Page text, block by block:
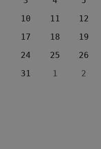
10
11 12
17
18 19
24
25 26
31
1 2